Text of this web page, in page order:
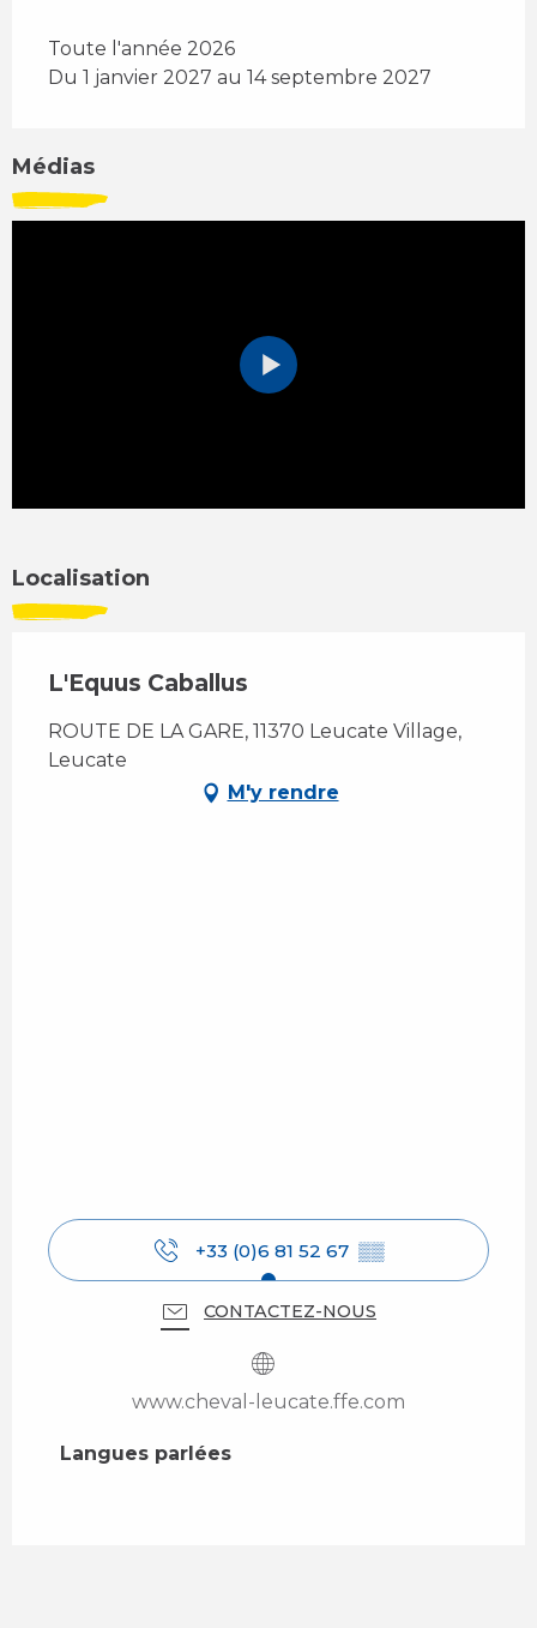
Toute l'année 2026
Du 1 janvier 2027 au 14 septembre 2027
Médias
Localisation
L'Equus Caballus
ROUTE DE LA GARE, 11370 Leucate Village,
Leucate
M'y rendre
+33 (0)6 81 52 67 ▒▒
CONTACTEZ-NOUS
www.cheval-leucate.ffe.com
Langues parlées
Langues parlées